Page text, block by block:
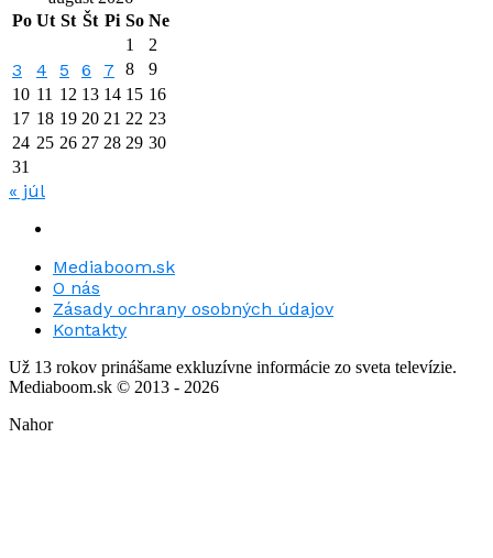
Po Ut St Št Pi So Ne
1
2
3 4 5 6 7 8
9
10 11 12 13 14 15 16
17 18 19 20 21 22 23
24 25 26 27 28 29 30
31
« júl
Mediaboom.sk
O nás
Zásady ochrany osobných údajov
Kontakty
Už 13 rokov prinášame exkluzívne informácie zo sveta televízie.
Mediaboom.sk © 2013 - 2026
Nahor